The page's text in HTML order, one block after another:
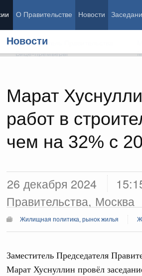
О Правительстве Новости
Новости
Марат
работ в
чем на 32% с
26 декабря 2024
Правительства, Москва
Жилищная политика, рынок жилья
Заместитель Председателя
Марат Хуснуллин провёл
Председатель Правительства
Вице-премьеры
Демография
Здоровье
Образование
Культура
программы